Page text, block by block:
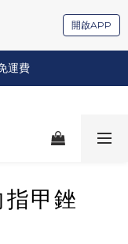
開啟APP
運費
甲銼